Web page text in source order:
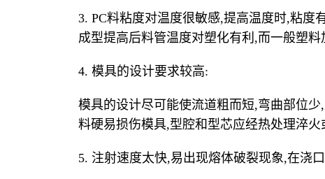
3. PC料粘度对温度很敏感,提高温度时,粘
成型提高后料管温度对塑化有利,而一般塑
4. 模具的设计要求较高:
模具的设计尽可能使流道粗而短,弯曲部位
料硬易损伤模具,型腔和型芯应经热处理淬火
5. 注射速度太快,易出现熔体破裂现象,在浇